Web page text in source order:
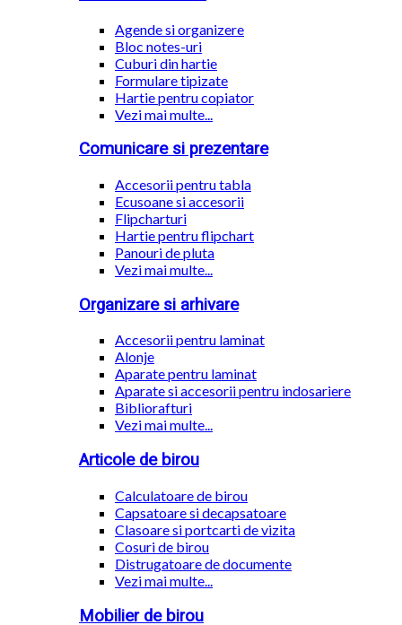
Agende si organizere
Bloc notes-uri
Cuburi din hartie
Formulare tipizate
Hartie pentru copiator
Vezi mai multe...
Comunicare si prezentare
Accesorii pentru tabla
Ecusoane si accesorii
Flipcharturi
Hartie pentru flipchart
Panouri de pluta
Vezi mai multe...
Organizare si arhivare
Accesorii pentru laminat
Alonje
Aparate pentru laminat
Aparate si accesorii pentru indosariere
Bibliorafturi
Vezi mai multe...
Articole de birou
Calculatoare de birou
Capsatoare si decapsatoare
Clasoare si portcarti de vizita
Cosuri de birou
Distrugatoare de documente
Vezi mai multe...
Mobilier de birou